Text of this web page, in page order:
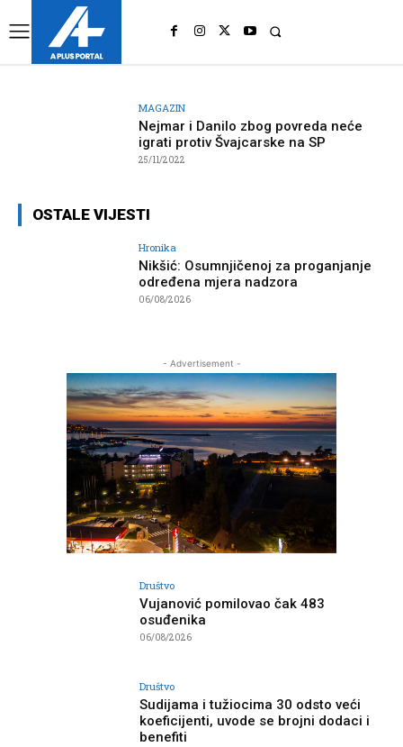
MAGAZIN
Nejmar i Danilo zbog povreda neće
igrati protiv Švajcarske na SP
25/11/2022
OSTALE VIJESTI
Hronika
Nikšić: Osumnjičenoj za proganjanje
određena mjera nadzora
06/08/2026
- Advertisement -
Društvo
Vujanović pomilovao čak 483
osuđenika
06/08/2026
Društvo
Sudijama i tužiocima 30 odsto veći
koeficijenti, uvode se brojni dodaci i
benefiti